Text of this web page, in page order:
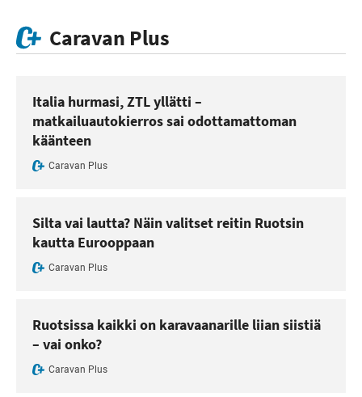
Caravan Plus
Italia hurmasi, ZTL yllätti –
matkailuautokierros sai odottamattoman
käänteen
Caravan Plus
Silta vai lautta? Näin valitset reitin Ruotsin
kautta Eurooppaan
Caravan Plus
Ruotsissa kaikki on karavaanarille liian siistiä
– vai onko?
Caravan Plus